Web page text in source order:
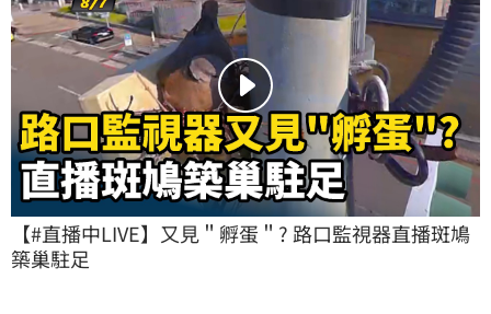
【#直播中LIVE】又見＂孵蛋＂? 路口監視器直播斑鳩
築巢駐足